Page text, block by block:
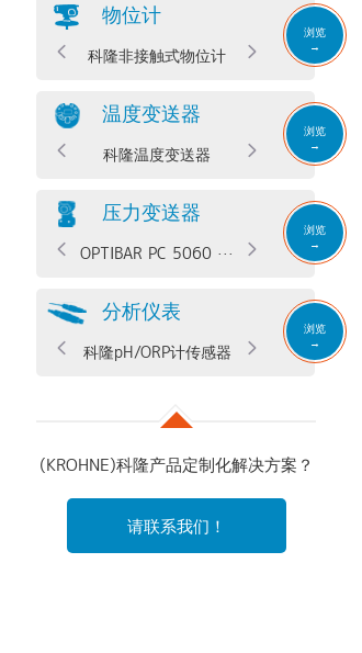
物位计
科隆非接触式物位计 科
浏览
→
温度变送器
科隆温度变送器 科
浏览
→
压力变送器
OPTIBAR PC 5060 ···
浏览
→
分析仪表
科隆pH/ORP计传感器
浏览
→
(KROHNE)科隆产品定制化解决方案？
请联系我们！